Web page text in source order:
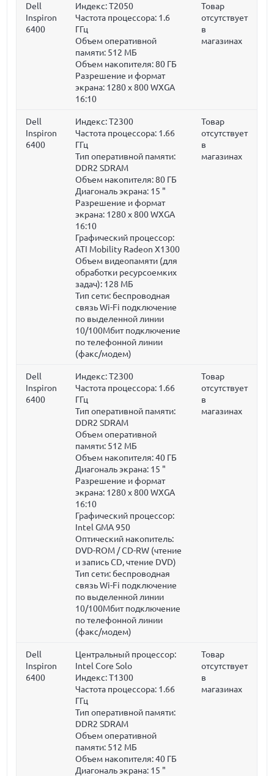
Dell
Inspiron
6400
Индекс: T2050
Частота процессора: 1.6
ГГц
Объем оперативной
памяти: 512 МБ
Объем накопителя:80 ГБ
Разрешение и формат
экрана: 1280 x 800 WXGA
16:10
Товар
отсутствует
в
магазинах
Dell
Inspiron
6400
Индекс: T2300
Частота процессора: 1.66
ГГц
Тип оперативной памяти:
DDR2 SDRAM
Объем накопителя:80 ГБ
Диагональ экрана: 15 "
Разрешение и формат
экрана: 1280 x 800 WXGA
16:10
Графический процессор:
ATI Mobility Radeon X1300
Объем видеопамяти (для
обработки ресурсоемких
задач): 128 МБ
Тип сети: беспроводная
связь Wi-Fi подключение
по выделенной линии
10/100Мбит подключение
по телефонной линии
(факс/модем)
Товар
отсутствует
в
магазинах
Dell
Inspiron
6400
Индекс: T2300
Частота процессора: 1.66
ГГц
Тип оперативной памяти:
DDR2 SDRAM
Объем оперативной
памяти: 512 МБ
Объем накопителя:40 ГБ
Диагональ экрана: 15 "
Разрешение и формат
экрана: 1280 x 800 WXGA
16:10
Графический процессор:
Intel GMA 950
Оптический накопитель:
DVD-ROM / CD-RW (чтение
и запись CD, чтение DVD)
Тип сети: беспроводная
связь Wi-Fi подключение
по выделенной линии
10/100Мбит подключение
по телефонной линии
(факс/модем)
Товар
отсутствует
в
магазинах
Dell
Inspiron
6400
Центральный процессор:
Intel Core Solo
Индекс: T1300
Частота процессора: 1.66
ГГц
Тип оперативной памяти:
DDR2 SDRAM
Объем оперативной
памяти: 512 МБ
Объем накопителя:40 ГБ
Диагональ экрана: 15 "
Товар
отсутствует
в
магазинах